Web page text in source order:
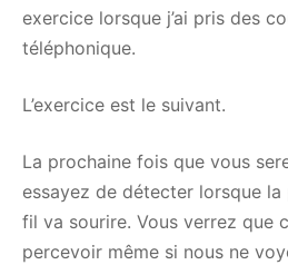
exercice lorsque j’ai pris des
téléphonique.
L’exercice est le suivant.
La prochaine fois que vous
essayez de détecter lorsque
fil va sourire. Vous verrez que
percevoir même si nous ne